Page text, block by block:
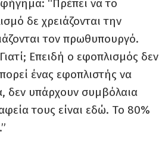
“Πρέπει να το
δε χρειάζονται την
τον πρωθυπουργό.
Επειδή ο εφοπλισμός δεν
ένας εφοπλιστής να
δεν υπάρχουν συμβόλαια
τους είναι εδώ. Το 80%